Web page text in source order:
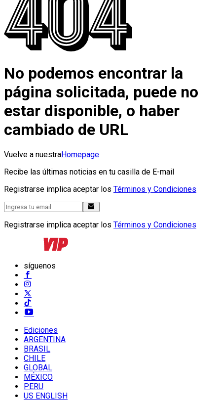
No podemos encontrar la
página solicitada, puede no
estar disponible, o haber
cambiado de URL
Vuelve a nuestraHomepage
Recibe las últimas noticias en tu casilla de E-mail
Registrarse implica aceptar los Términos y Condiciones
Registrarse implica aceptar los Términos y Condiciones
síguenos
Ediciones
ARGENTINA
BRASIL
CHILE
GLOBAL
MÉXICO
PERU
US ENGLISH